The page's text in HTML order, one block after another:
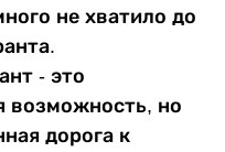
не хватило до
- это
возможность, но
дорога к